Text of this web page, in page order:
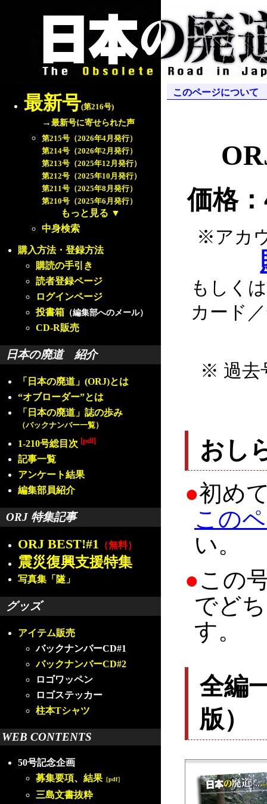
最新号(第216号)
→最新号に寄せられた声
第215号（2026年4月発行）
第214号（2026年2月発行）
第213号（2025年12月発行）
第212号（2025年10月発行）
第211号（2025年8月発行）
第210号（2025年6月発行）
もっと見る ▼
中身検索
購入方法・登録方法
購読の手引き
読者登録ページ
ログインページ
投書箱 （編集部へのメール）
CD-R販売
日本の廃道 紹介
「日本の廃道」(ORJ)とは
“オブローダー”とは
「日本の廃道」誌の歩み
（バックナンバー一覧）
1-210号総目次 [pdf]
記事一覧
アンケート結果
編集部員紹介
ORJ 特集記事
ORJ BEST!#1 （無料）
震災復興支援特集
写真集「隧」
グッズ
アイテム販売
バックナンバーCD#1
バックナンバーCD#2
ロゴワッペン
ロゴステッカー
柱本Tシャツ
WEB CONTENTS
50号記念企画
募集要項、 結果 ［pdf］
三島文書抜粋
このページについて
価格
※アカ
もしくは
カード
※ 過去
おし
●初め
この
い。
●この
でど
す。
全編
版）